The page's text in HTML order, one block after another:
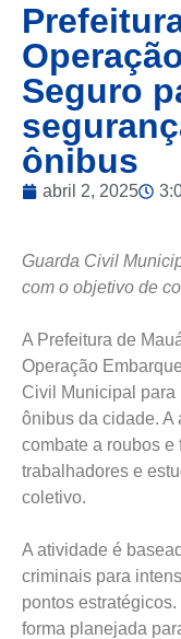
Seguro
ônibus
abril 2, 2025
Guarda Civil
com o objetivo de
A Prefeitura de
Operação
Civil Municipal para
ônibus da cidade. A
combate a roubos e
trabalhadores e
coletivo.
A atividade é
criminais para
pontos
forma planejada